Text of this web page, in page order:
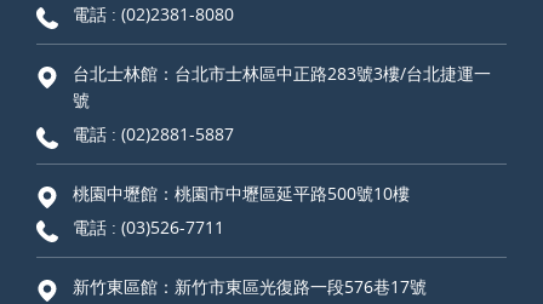
電話 : (02)2381-8080
台北士林館：台北市士林區中正路283號3樓/台北捷運一
號
電話 : (02)2881-5887
桃園中壢館：桃園市中壢區延平路500號10樓
電話 : (03)526-7711
新竹東區館：新竹市東區光復路一段576巷17號